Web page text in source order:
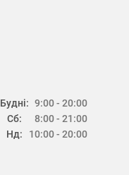
Будні:
Сб:
Нд:
9:00 - 20:00
8:00 - 21:00
10:00 - 20:00